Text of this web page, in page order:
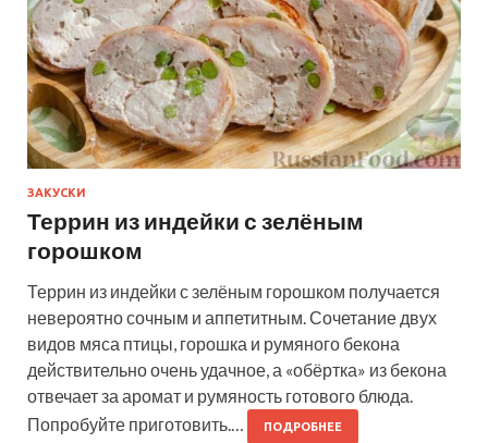
ЗАКУСКИ
Террин из индейки с зелёным
горошком
Террин из индейки с зелёным горошком получается
невероятно сочным и аппетитным. Сочетание двух
видов мяса птицы, горошка и румяного бекона
действительно очень удачное, а «обёртка» из бекона
отвечает за аромат и румяность готового блюда.
Попробуйте приготовить.…
ПОДРОБНЕЕ